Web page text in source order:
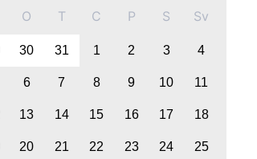
O T C P S Sv
30 31 1 2 3 4
6 7 8 9 10 11
13 14 15 16 17 18
20 21 22 23 24 25